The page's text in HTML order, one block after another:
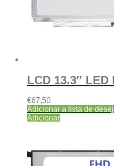
LCD 13.3″ LED
€67,50
Adicionar a lista de
Adicionar